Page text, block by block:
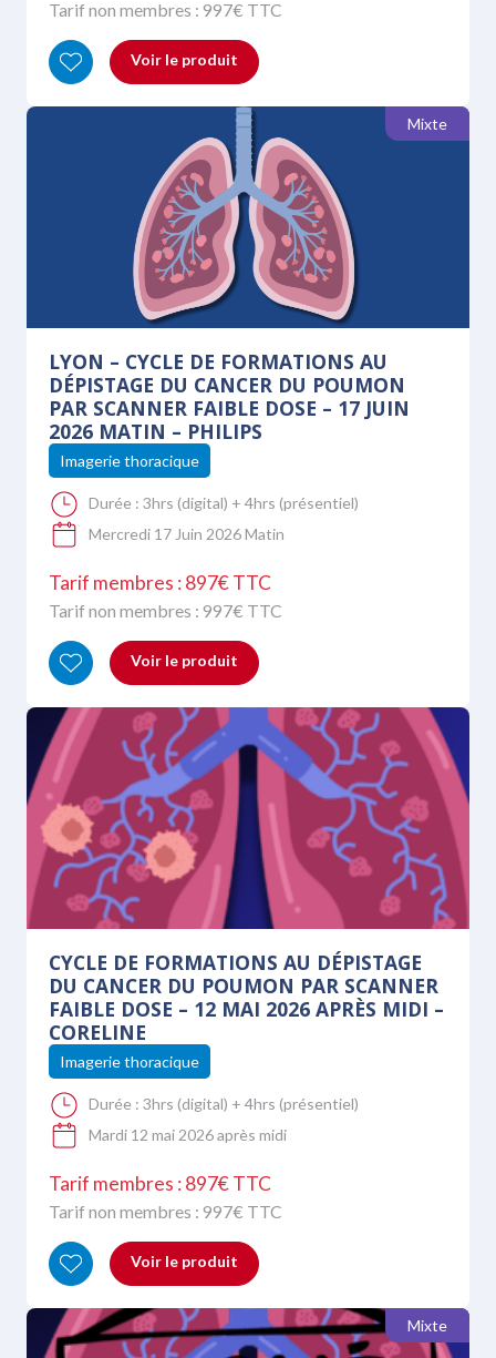
Tarif non membres : 997€ TTC
Voir le produit
Mixte
LYON – CYCLE DE FORMATIONS AU
DÉPISTAGE DU CANCER DU POUMON
PAR SCANNER FAIBLE DOSE – 17 JUIN
2026 MATIN – PHILIPS
Imagerie thoracique
Durée : 3hrs (digital) + 4hrs (présentiel)
Mercredi 17 Juin 2026 Matin
Tarif membres : 897€ TTC
Tarif non membres : 997€ TTC
Voir le produit
CYCLE DE FORMATIONS AU DÉPISTAGE
DU CANCER DU POUMON PAR SCANNER
FAIBLE DOSE – 12 MAI 2026 APRÈS MIDI –
CORELINE
Imagerie thoracique
Durée : 3hrs (digital) + 4hrs (présentiel)
Mardi 12 mai 2026 après midi
Tarif membres : 897€ TTC
Tarif non membres : 997€ TTC
Voir le produit
Mixte